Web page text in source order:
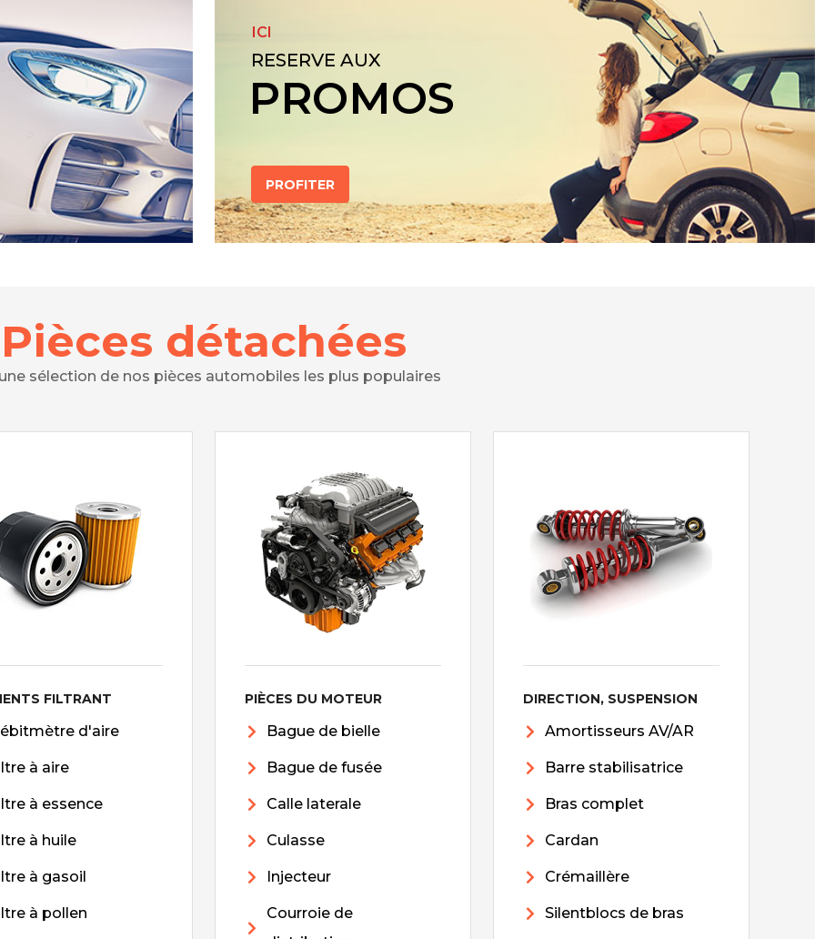
ICI
RESERVE AUX
PROMOS
PROFITER
Pièces détachées
sélection de nos pièces automobiles les plus populaires
FILTRANT
d'aire
à aire
à essence
à huile
à gasoil
à pollen
PIÈCES DU MOTEUR
Bague de bielle
Bague de fusée
Calle laterale
Culasse
Injecteur
Courroie de
DIRECTION, SUSPENSION
Amortisseurs AV/AR
Barre stabilisatrice
Bras complet
Cardan
Crémaillère
Silentblocs de bras